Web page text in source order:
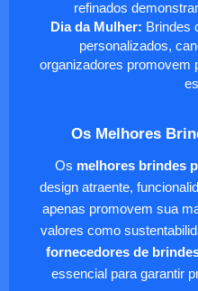
refinados
Dia da Mulher: Brindes
personalizados,
organizadores promovem
Os Melhores
Os melhores brindes
design atraente,
apenas promovem sua
valores como
fornecedores de
essencial para garantir